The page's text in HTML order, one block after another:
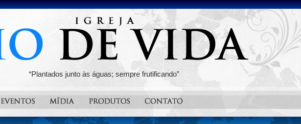
“Plantados junto às águas; sempre frutificando”